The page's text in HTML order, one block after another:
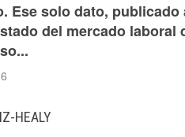
Ese solo dato,
del mercado laboral
HEALY